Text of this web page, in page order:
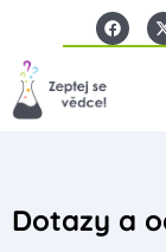
Dotazy a